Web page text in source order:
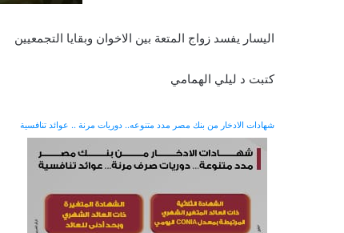
اليسار يفسد زواج المتعة بين الاخوان وبقايا التجمعيين
كتبت د ليلي الهمامي
شهادات الادخار من بنك مصر مدد متنوعه.. دوريات مرنة .. عوائد تنافسية